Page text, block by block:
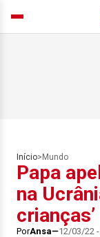
Início> Mundo
Papa
na
crianças’
PorAnsa 12/03/22